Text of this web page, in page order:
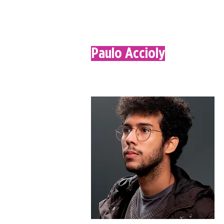
Paulo Accioly